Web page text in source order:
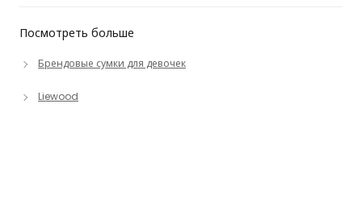
Посмотреть больше
Брендовые сумки для девочек
Liewood